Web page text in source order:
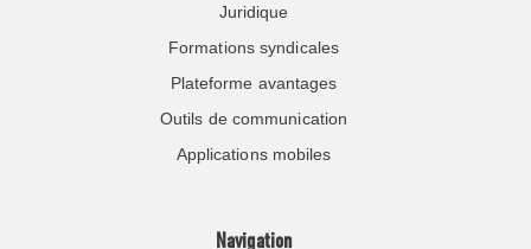
Juridique
Formations syndicales
Plateforme avantages
Outils de communication
Applications mobiles
Navigation